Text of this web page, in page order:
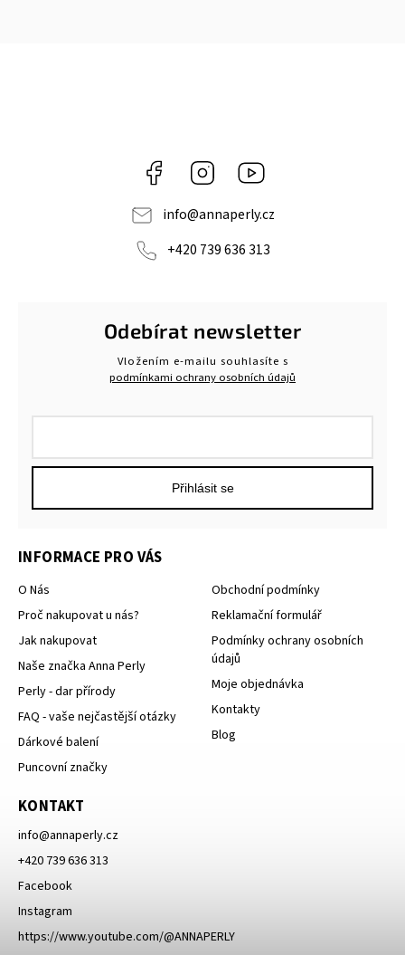
Facebook Instagram
info@annaperly.cz
+420 739 636 313
INFORMACE PRO VÁS
O Nás
Proč nakupovat u nás?
Jak nakupovat
Naše značka Anna Perly
Perly - dar přírody
FAQ - vaše nejčastější otázky
Dárkové balení
Puncovní značky
Obchodní podmínky
Reklamační formulář
Podmínky ochrany osobních
údajů
Moje objednávka
Kontakty
Blog
KONTAKT
info@annaperly.cz
+420 739 636 313
Facebook
Instagram
https://www.youtube.com/@ANNAPERLY
Odebírat newsletter
Vložením e-mailu souhlasíte s
podmínkami ochrany osobních údajů
Přihlásit se